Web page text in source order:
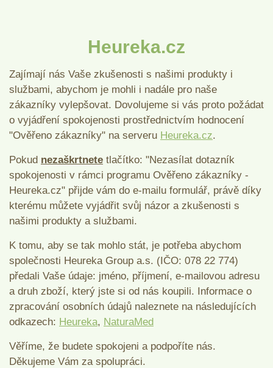
Heureka.cz
Zajímají nás Vaše zkušenosti s našimi produkty i
službami, abychom je mohli i nadále pro naše
zákazníky vylepšovat. Dovolujeme si vás proto požádat
o vyjádření spokojenosti prostřednictvím hodnocení
"Ověřeno zákazníky" na serveru Heureka.cz.
Pokud nezaškrtnete tlačítko: "Nezasílat dotazník
spokojenosti v rámci programu Ověřeno zákazníky -
Heureka.cz" přijde vám do e-mailu formulář, právě díky
kterému můžete vyjádřit svůj názor a zkušenosti s
našimi produkty a službami.
K tomu, aby se tak mohlo stát, je potřeba abychom
společnosti Heureka Group a.s. (IČO: 078 22 774)
předali Vaše údaje: jméno, příjmení, e-mailovou adresu
a druh zboží, který jste si od nás koupili. Informace o
zpracování osobních údajů naleznete na následujících
odkazech: Heureka, NaturaMed
Věříme, že budete spokojeni a podpoříte nás.
Děkujeme Vám za spolupráci.